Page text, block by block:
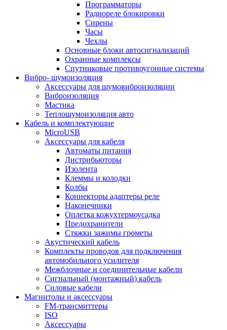
Программаторы
Радиореле блокировки
Сирены
Часы
Чехлы
Основные блоки автосигнализаций
Охранные комплексы
Спутниковые противоугонные системы
Вибро- шумоизоляция
Аксессуары для шумовиброизоляции
Виброизоляция
Мастика
Теплошумоизоляция авто
Кабель и комплектующие
MicroUSB
Аксессуары для кабеля
Автоматы питания
Дистрибьюторы
Изолента
Клеммы и колодки
Колбы
Коннекторы адаптеры реле
Наконечники
Оплетка кожухтермоусадка
Предохранители
Стяжки зажимы грометы
Акустический кабель
Комплекты проводов для подключения
автомобильного усилителя
Межблочные и соединительные кабели
Сигнальный (монтажный) кабель
Силовые кабели
Магнитолы и аксессуары
FM-трансмиттеры
ISO
Аксессуары